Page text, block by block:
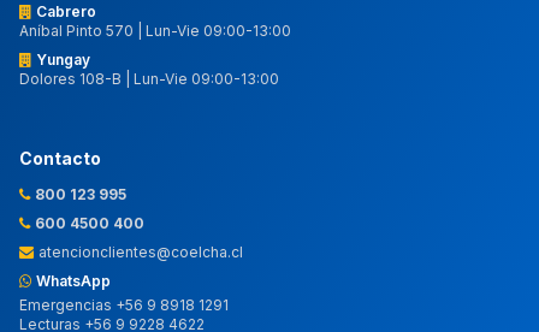
Cabrero
Aníbal Pinto 570 | Lun-Vie 09:00-13:00
Yungay
Dolores 108-B | Lun-Vie 09:00-13:00
Contacto
800 123 995
600 4500 400
atencionclientes@coelcha.cl
WhatsApp
Emergencias +56 9 8918 1291
Lecturas +56 9 9228 4622